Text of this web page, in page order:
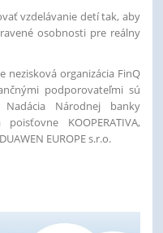
vzdelávanie detí tak, aby
osobnosti pre reálny
nezisková organizácia FinQ
podporovateľmi sú
Národnej banky
KOOPERATIVA,
EUROPE s.r.o.